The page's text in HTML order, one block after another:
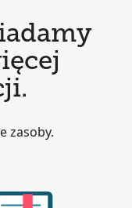
zasoby.